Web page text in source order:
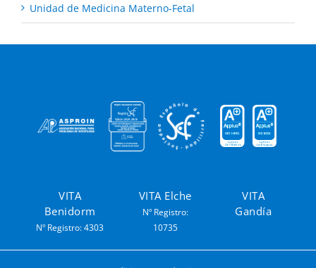
Unidad de Medicina Materno-Fetal
VITA
Benidorm
Nº Registro: 4303
VITA Elche
Nº Registro:
10735
VITA
Gandía